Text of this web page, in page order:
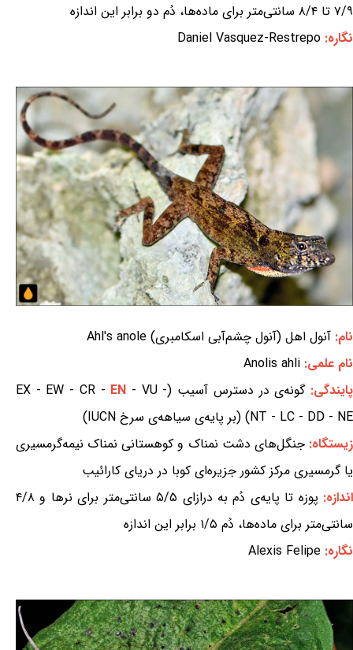
۷/۹ تا ۸/۴ سانتی‌متر برای ماده‌ها، دُم دو برابر این اندازه
نگاره: Daniel Vasquez-Restrepo
نام: آنول اهل (آنول چشم‌آبی اسکامبری) Ahl's anole
نام علمی: Anolis ahli
پایندگی:گونه‌ی در دسترس آسیب (EX - EW - CR - EN - VU -
NT - LC - DD - NE) (بر پایه‌ی سیاهه‌ی سرخ IUCN)
زیستگاه:جنگل‌های دشت نمناک و کوهستانی نمناک نیمه‌گرمسیری
یا گرمسیری مرکز کشور جزیره‌ای کوبا در دریای کارائیب
اندازه:
پوزه تا پایه‌ی دُم به درازای ۵/۵ سانتی‌متر برای نرها و ۴/۸
سانتی‌متر برای ماده‌ها، دُم ۱/۵ برابر این اندازه
نگاره: Alexis Felipe